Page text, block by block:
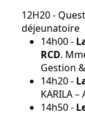
12H20 -
déjeunatoire
14h00 -
RCD.
Gestion
14h20 -
KARILA
14h50 -